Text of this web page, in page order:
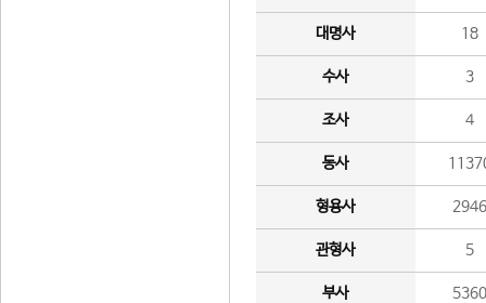
대명사 18
수사 3
조사 4
동사
형용사 2946
관형사 5
부사 5360